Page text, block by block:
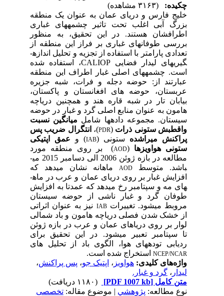
چکیده:
خلیج فارس و دریای عمان به عنوان یک منطقه
بزرگ آبی اغلب تحت تاثیر چشمه­های غباری
اطرافشان هستند. در این تحقیق، به منظور
بررسی طوفان­های غباری بر فراز این منطقه از
تعدادی پارامتر با استفاده از تجزیه و تحلیل اندازه­
گیری­های لیدار فضایی CALIOP، استفاده شده
است. چشمه­های اصلی غبار اطراف این منطقه
عبارتند از: حوضه دجله و فرات، شبه جزیره
عربستان، حوضه های افغانستان و پاکستان،
بیابان تار در شبه قاره هند و همچنین دریاچه
هامون به عنوان منابع اصلی گرد و غبار در حوضه
سیستان. مجموعه داده­ها شامل میانگین نسبت
واقطبش ستونی ذرات (
PDR)،انتگرال ضریب پس
پراکنش میراشده ستونی ( IAB) وعمق اپتیکی
ستونی هواویزها (
AOD) بر روی منطقه مورد
مطالعه در بازه ژوئن 2006 الی دسامبر 2015 می­
باشد. متوسط AODماهانه نشان می­دهد که
افزایش غبار بر روی دریای عمان و عرب در ماه­
های مه و سپتامبر رخ می­دهد که عمدتا به افزایش
طوفان گرد و غبار ناشی از حوضه سیستان
مروبط می­شود. تغییراتIABنیز به عنوان اثراتی
از خشک شدن فصلی دریاچه هامون و باد شمالی
لوار بر روی دریاهای عمان و عرب در بازه ژوئن
تا سپتامبر تعبیر می­شود. در این تحقیق برای
ردیابی توده­های هوا، الگوی باد از تحلیل های
NCEP/NCAR استخراج شده است.
واژه‌های کلیدی:هواویز، اپتیک جو،پس پراکنش،
لیدار ، گرد و غبار.
متن کامل[PDF 1007 kb]
نوع مطالعه:پژوهشي| موضوع مقاله:تخصصی